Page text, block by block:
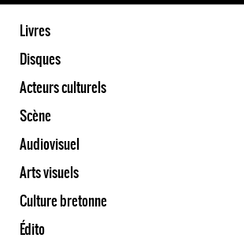
Livres
Disques
Acteurs culturels
Scène
Audiovisuel
Arts visuels
Culture bretonne
Édito